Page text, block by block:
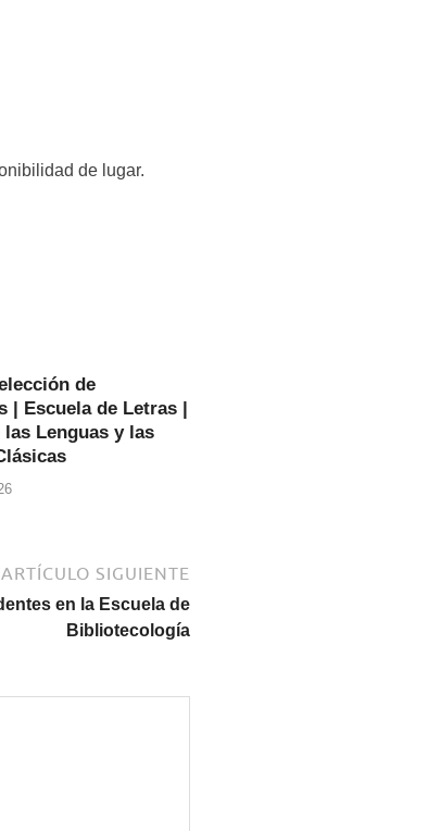
de lugar.
de
| Escuela de Letras |
las Lenguas y las
ARTÍCULO SIGUIENTE
en la Escuela de
Bibliotecología